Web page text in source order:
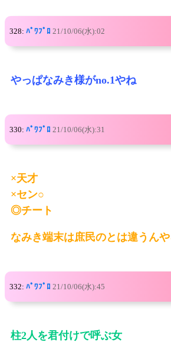
328: ﾊﾟﾜﾌﾟﾛ 21/10/06(水):02
やっぱなみき様がno.1やね
330: ﾊﾟﾜﾌﾟﾛ 21/10/06(水):31
×天才
×セン○
◎チート
なみき端末は庶民のとは違うん
332: ﾊﾟﾜﾌﾟﾛ 21/10/06(水):45
柱2人を君付けで呼ぶ女